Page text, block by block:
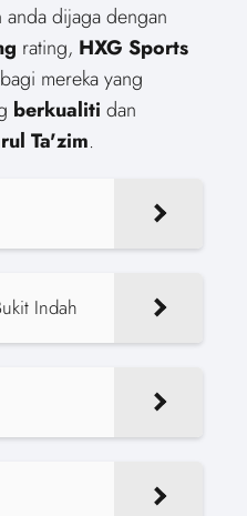
anda dijaga dengan
rating, HXG Sports
mereka yang
berkualiti dan
Ta'zim.
Indah